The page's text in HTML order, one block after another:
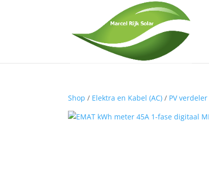
Shop / Elektra en Kabel (AC) / PV verdeler